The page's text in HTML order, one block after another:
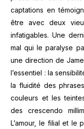
captations en
être avec deux
infatigables. Une
mal qui le paralyse
une direction de
l’essentiel : la
la fluidité des
couleurs et les
des crescendo
L’amour, le filial et le